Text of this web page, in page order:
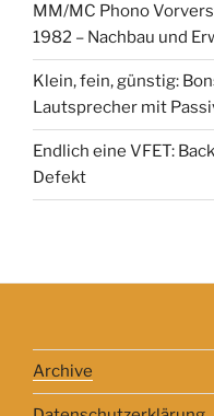
MM/MC Phono
1982 – Nachbau und
Klein, fein, günstig:
Lautsprecher mit
Endlich eine VFET:
Defekt
Archive